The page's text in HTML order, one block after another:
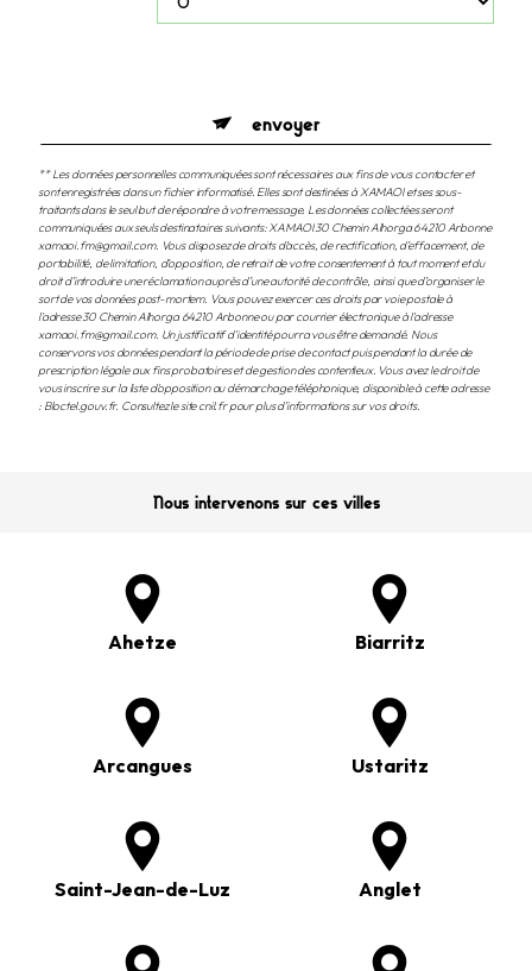
envoyer
** Les données personnelles communiquées sont nécessaires aux fins de vous contacter et
sont enregistrées dans un fichier informatisé. Elles sont destinées à XAMAOI et ses sous-
traitants dans le seul but de répondre à votre message. Les données collectées seront
communiquées aux seuls destinataires suivants: XAMAOI 30 Chemin Alhorga 64210 Arbonne
xamaoi.fm@gmail.com. Vous disposez de droits d’accès, de rectification, d’effacement, de
portabilité, de limitation, d’opposition, de retrait de votre consentement à tout moment et du
droit d’introduire une réclamation auprès d’une autorité de contrôle, ainsi que d’organiser le
sort de vos données post-mortem. Vous pouvez exercer ces droits par voie postale à
l'adresse 30 Chemin Alhorga 64210 Arbonne ou par courrier électronique à l'adresse
xamaoi.fm@gmail.com. Un justificatif d'identité pourra vous être demandé. Nous
conservons vos données pendant la période de prise de contact puis pendant la durée de
prescription légale aux fins probatoires et de gestion des contentieux. Vous avez le droit de
vous inscrire sur la liste d'opposition au démarchage téléphonique, disponible à cette adresse
: Bloctel.gouv.fr. Consultez le site cnil.fr pour plus d’informations sur vos droits.
Nous intervenons sur ces villes
Ahetze Biarritz
Arcangues Ustaritz
Saint-Jean-de-Luz Anglet